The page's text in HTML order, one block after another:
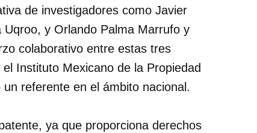
de investigadores como Javier
y Orlando Palma Marrufo y
colaborativo entre estas tres
Instituto Mexicano de la Propiedad
referente en el ámbito nacional.
ya que proporciona derechos